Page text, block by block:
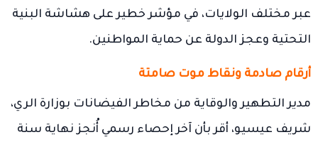
عبر مختلف الولايات، في مؤشر خطير على هشاشة البنية
التحتية وعجز الدولة عن حماية المواطنين.
أرقام صادمة ونقاط موت صامتة
مدير التطهير والوقاية من مخاطر الفيضانات بوزارة الري،
شريف عيسيو، أقر بأن آخر إحصاء رسمي أُنجز نهاية سنة